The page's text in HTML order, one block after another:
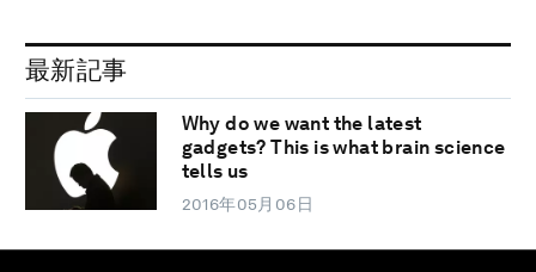
最新記事
Why do we want the latest
gadgets? This is what brain science
tells us
2016年05月06日